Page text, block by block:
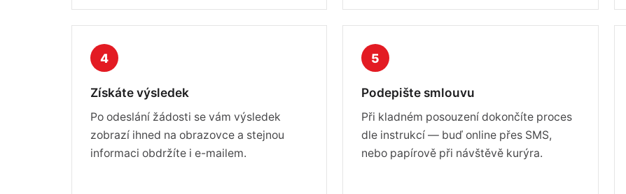
4
Získáte výsledek
Po odeslání žádosti se vám výsledek
zobrazí ihned na obrazovce a stejnou
informaci obdržíte i e-mailem.
5
Podepište smlouvu
Při kladném posouzení dokončíte proces
dle instrukcí — buď online přes SMS,
nebo papírově při návštěvě kurýra.